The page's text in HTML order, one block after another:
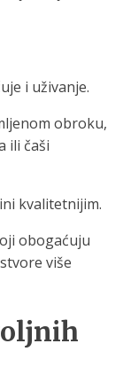
i uživanje.
obroku,
ili čaši
kvalitetnijim.
obogaćuju
više